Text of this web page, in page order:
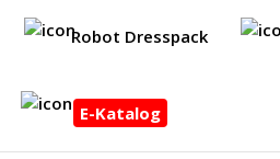
Robot Dresspack
E-Katalog